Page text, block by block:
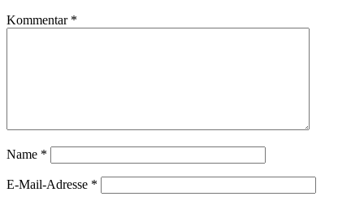
Kommentar *
Name *
E-Mail-Adresse *